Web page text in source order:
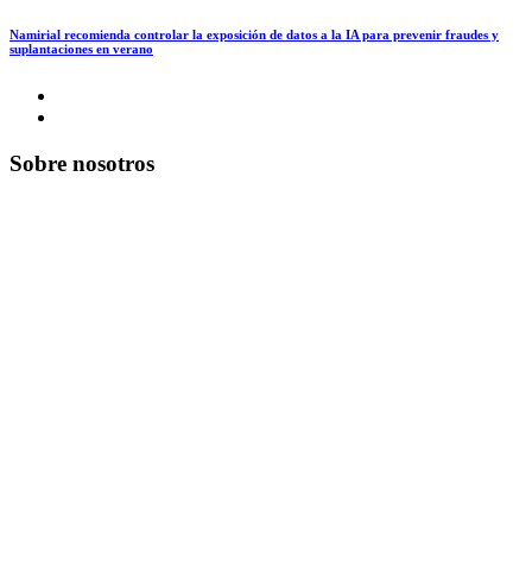
Namirial recomienda controlar la exposición de datos a la IA para prevenir fraudes y
suplantaciones en verano
Sobre nosotros